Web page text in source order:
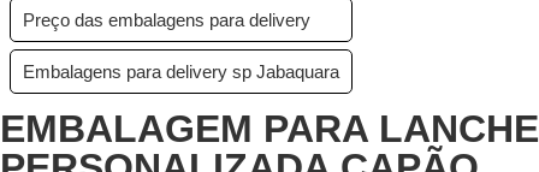
Preço das embalagens para delivery
Embalagens para delivery sp Jabaquara
EMBALAGEM PARA LANCHE